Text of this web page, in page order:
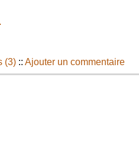
(3) :: Ajouter un commentaire